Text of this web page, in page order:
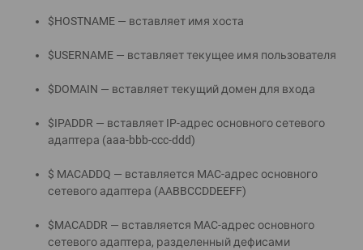
$HOSTNAME — вставляет имя хоста
$USERNAME — вставляет текущее имя пользователя
$DOMAIN — вставляет текущий домен для входа
$IPADDR — вставляет IP-адрес основного сетевого
адаптера (aaa-bbb-ccc-ddd)
$ MACADDQ — вставляется MAC-адрес основного
сетевого адаптера (AABBCCDDEEFF)
$MACADDR — вставляется MAC-адрес основного
сетевого адаптера, разделенный дефисами